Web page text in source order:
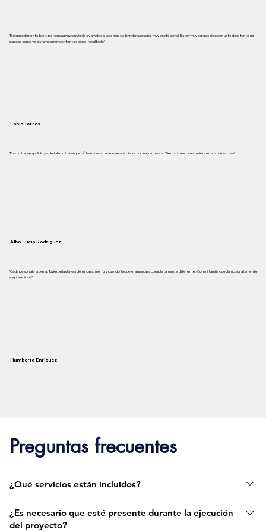
"Exageradamente bien, personas muy serviciales y amables, además de brindar asesoría, muy profesional. Estoy muy agradecido con ustedes; tanto mi
esposa como yo estamos muy contentos con el resultado"
Fabio Torres
"Fue un trabajo pulido y a detalle, mi casa quedó hermosa con sus nuevos pisos, cocina y armarios. Siento como si estuviera en una nueva casa"
Alba Lucía Rodriguez
"Cada peso vale la pena. Tuvieron las llaves de mi casa, me fui y cuando llegué era una casa completamente diferente. Con mi familia quedamos gratamente
sorprendidos"
Humberto Enriquez
Preguntas frecuentes
¿Qué servicios están incluidos?
carpintería especializada, instalación y
¿Es necesario que esté presente durante la ejecución
del proyecto?